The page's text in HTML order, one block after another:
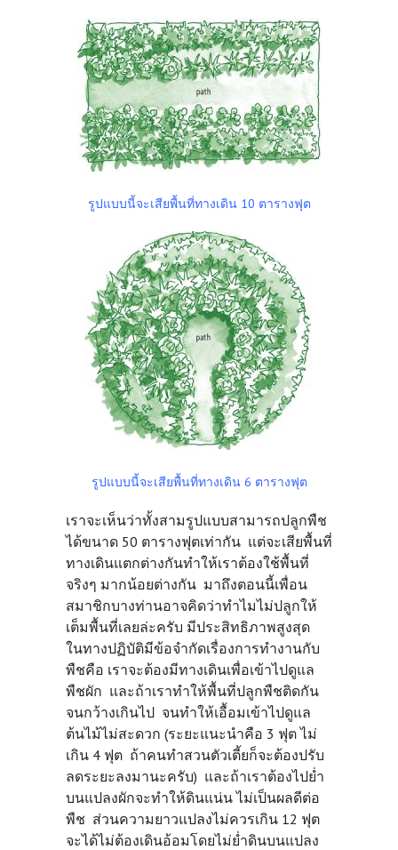
รูปแบบนี้จะเสียพื้นที่ทางเดิน 10 ตารางฟุต
รูปแบบนี้จะเสียพื้นที่ทางเดิน 6 ตารางฟุต
เราจะเห็นว่าทั้งสามรูปแบบสามารถปลูกพืช
ได้ขนาด 50 ตารางฟุตเท่ากัน แต่จะเสียพื้นที่
ทางเดินแตกต่างกันทำให้เราต้องใช้พื้นที่
จริงๆ มากน้อยต่างกัน มาถึงตอนนี้เพื่อน
สมาชิกบางท่านอาจคิดว่าทำไมไม่ปลูกให้
เต็มพื้นที่เลยล่ะครับ มีประสิทธิภาพสูงสุด
ในทางปฏิบัติมีข้อจำกัดเรื่องการทำงานกับ
พืชคือ เราจะต้องมีทางเดินเพื่อเข้าไปดูแล
พืชผัก และถ้าเราทำให้พื้นที่ปลูกพืชติดกัน
จนกว้างเกินไป จนทำให้เอื้อมเข้าไปดูแล
ต้นไม้ไม่สะดวก (ระยะแนะนำคือ 3 ฟุต ไม่
เกิน 4 ฟุต ถ้าคนทำสวนตัวเตี้ยก็จะต้องปรับ
ลดระยะลงมานะครับ) และถ้าเราต้องไปย่ำ
บนแปลงผักจะทำให้ดินแน่น ไม่เป็นผลดีต่อ
พืช ส่วนความยาวแปลงไม่ควรเกิน 12 ฟุต
จะได้ไม่ต้องเดินอ้อมโดยไม่ย่ำดินบนแปลง